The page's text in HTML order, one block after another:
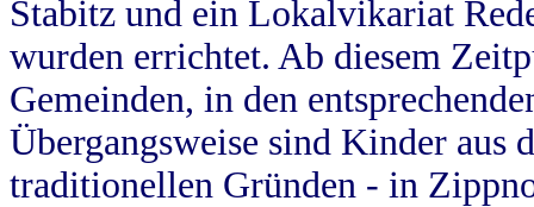
Stabitz und ein Lokalvikariat
wurden errichtet. Ab diesem
Gemeinden, in den
Übergangsweise sind Kinder aus
traditionellen Gründen - in